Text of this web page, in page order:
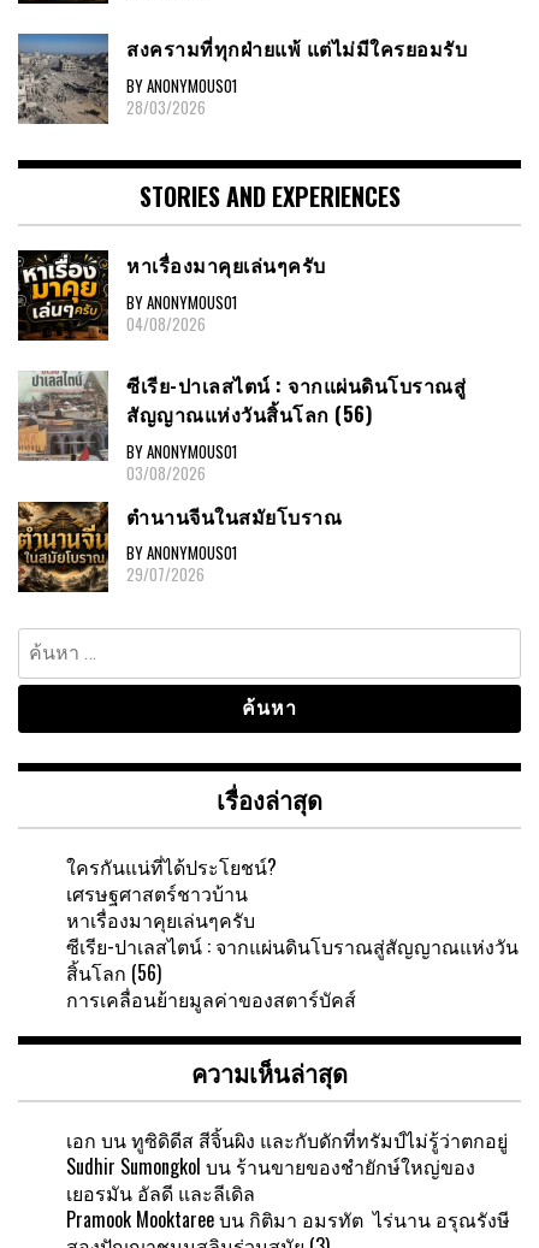
สงครามที่ทุกฝ่ายแพ้ แต่ไม่มีใครยอมรับ
BY ANONYMOUS01
28/03/2026
STORIES AND EXPERIENCES
หาเรื่องมาคุยเล่นๆครับ
BY ANONYMOUS01
04/08/2026
ซีเรีย-ปาเลสไตน์ : จากแผ่นดินโบราณสู่
สัญญาณแห่งวันสิ้นโลก (56)
BY ANONYMOUS01
03/08/2026
ตำนานจีนในสมัยโบราณ
BY ANONYMOUS01
29/07/2026
ค้นหา
สำหรับ:
เรื่องล่าสุด
ใครกันแน่ที่ได้ประโยชน์?
เศรษฐศาสตร์ชาวบ้าน
หาเรื่องมาคุยเล่นๆครับ
ซีเรีย-ปาเลสไตน์ : จากแผ่นดินโบราณสู่สัญญาณแห่งวัน
สิ้นโลก (56)
การเคลื่อนย้ายมูลค่าของสตาร์บัคส์
ความเห็นล่าสุด
เอก บนทูซิดิดีส สีจิ้นผิง และกับดักที่ทรัมป์ไม่รู้ว่าตกอยู่
Sudhir Sumongkol บน ร้านขายของชำยักษ์ใหญ่ของ
เยอรมัน อัลดี และลีเดิล
Pramook Mooktareeบน กิติมา อมรทัต ไร่นาน อรุณรังษี